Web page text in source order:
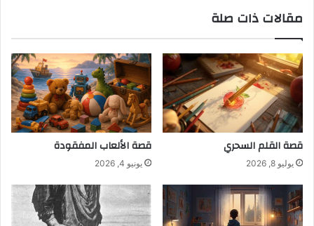
مقالات ذات صلة
قصة القلم السحري
يوليو 8, 2026
قصة الألعاب المفقودة
يونيو 4, 2026